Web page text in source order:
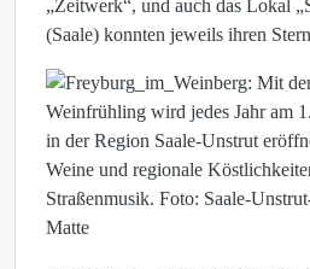
„Zeitwerk“, und auch das Lokal
(Saale) konnten jeweils ihren